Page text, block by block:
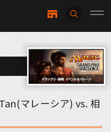
マレーシア) vs. 相